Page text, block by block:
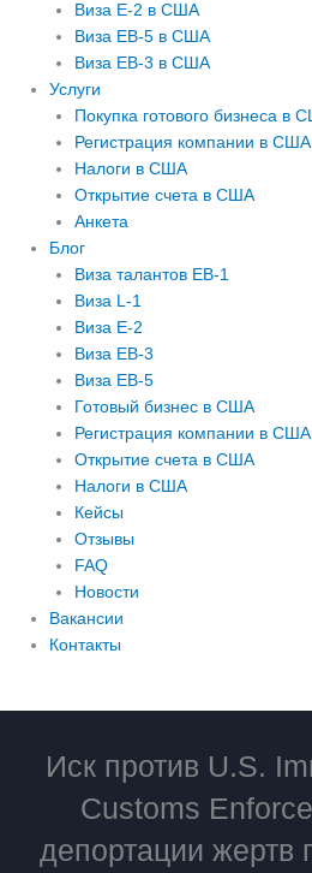
Виза E-2 в США
Виза EB-5 в США
Виза EB-3 в США
Услуги
Покупка готового бизнеса в
Регистрация компании в США
Налоги в США
Открытие счета в США
Анкета
Блог
Виза талантов EB-1
Виза L-1
Виза E-2
Виза EB-3
Виза EB-5
Готовый бизнес в США
Регистрация компании в США
Открытие счета в США
Налоги в США
Кейсы
Отзывы
FAQ
Новости
Вакансии
Контакты
Иск против U.S.
Customs
депортации жертв